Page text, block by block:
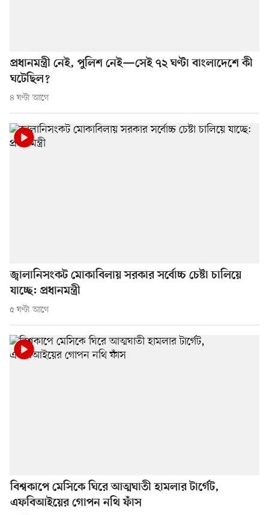
প্রধানমন্ত্রী নেই, পুলিশ নেই—সেই ৭২ ঘণ্টা বাংলাদেশে কী
ঘটেছিল?
৪ ঘণ্টা আগে
জ্বালানিসংকট মোকাবিলায় সরকার সর্বোচ্চ চেষ্টা চালিয়ে
যাচ্ছে: প্রধানমন্ত্রী
৫ ঘণ্টা আগে
বিশ্বকাপে মেসিকে ঘিরে আত্মঘাতী হামলার টার্গেট,
এফবিআইয়ের গোপন নথি ফাঁস